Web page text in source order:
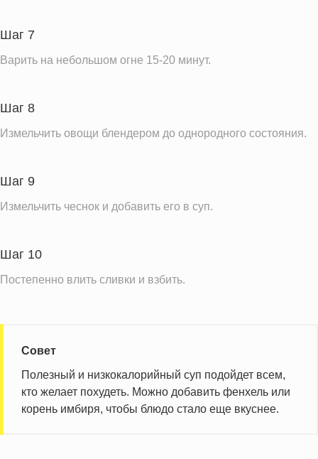
Шаг 7
Варить на небольшом огне 15-20 минут.
Шаг 8
Измельчить овощи блендером до однородного состояния.
Шаг 9
Измельчить чеснок и добавить его в суп.
Шаг 10
Постепенно влить сливки и взбить.
Совет
Полезный и низкокалорийный суп подойдет всем,
кто желает похудеть. Можно добавить фенхель или
корень имбиря, чтобы блюдо стало еще вкуснее.